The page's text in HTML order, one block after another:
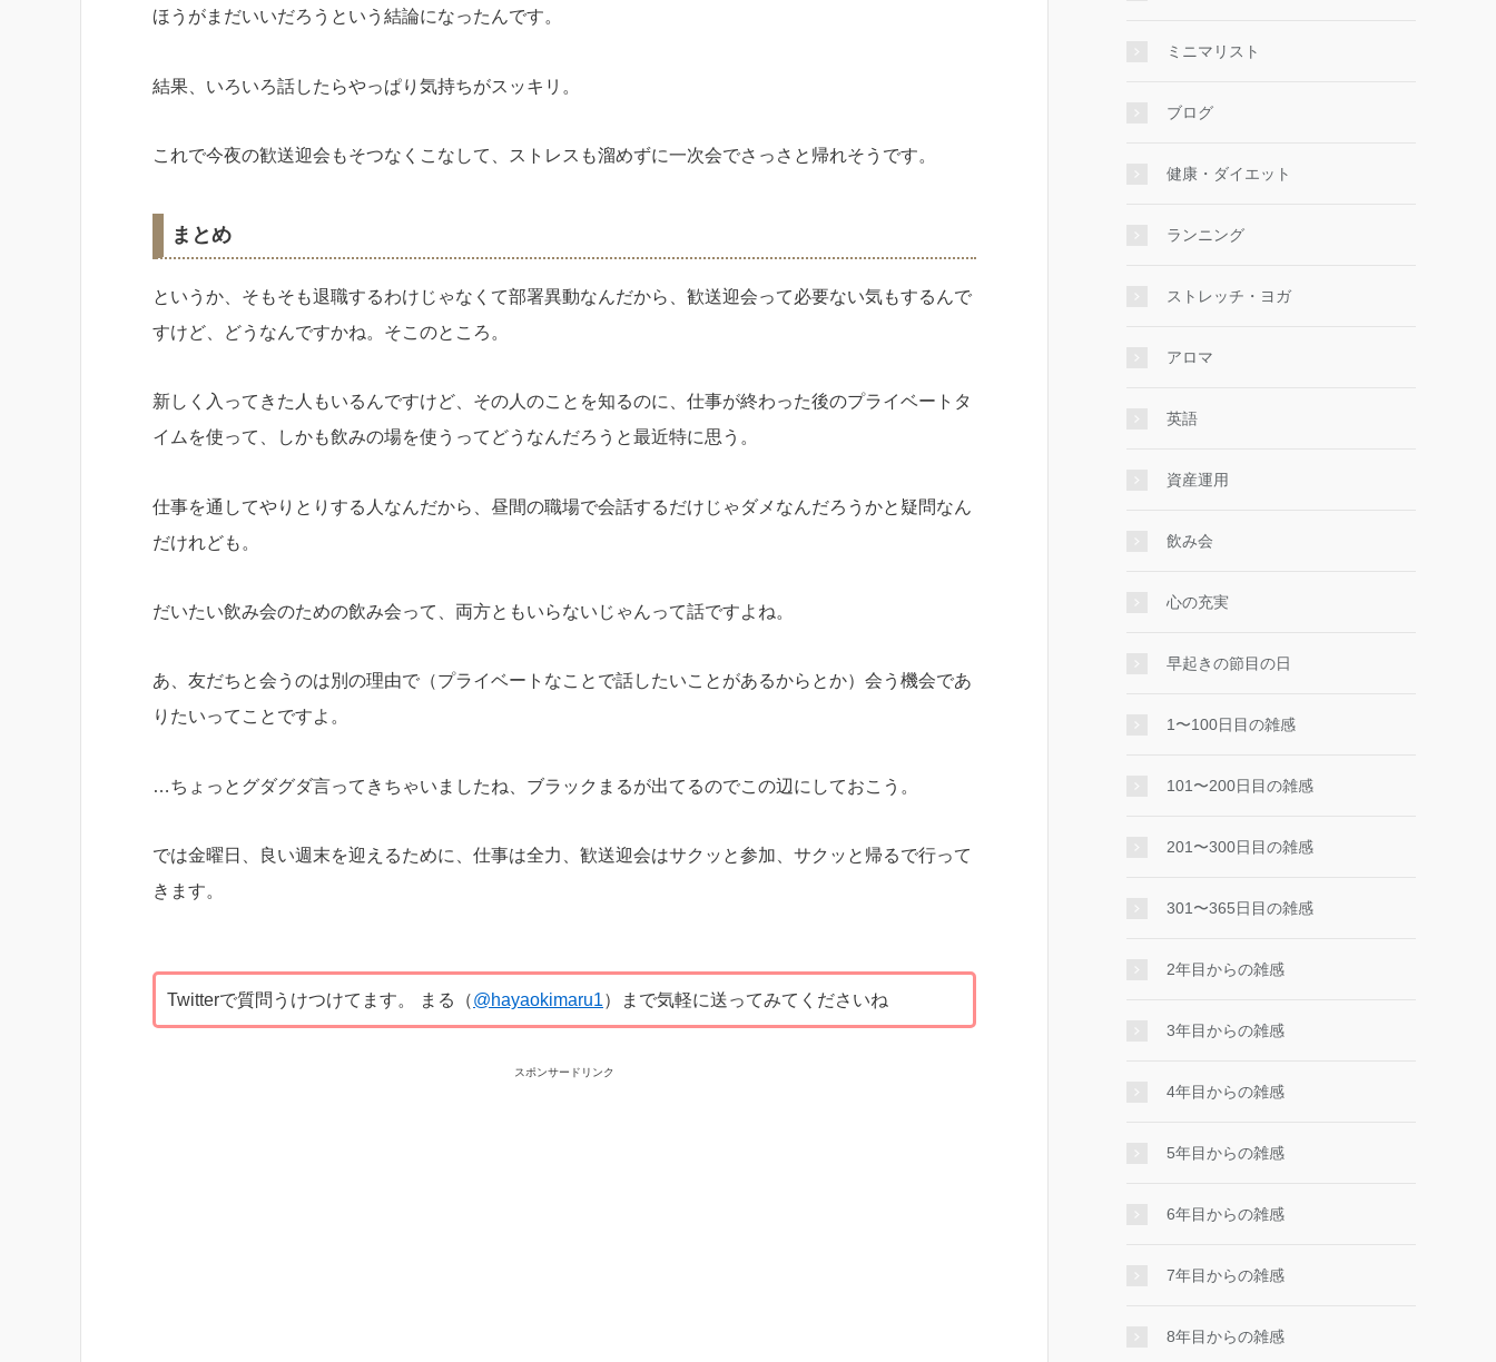
ほうがまだいいだろうという結論になったんです。
結果、いろいろ話したらやっぱり気持ちがスッキリ。
これで今夜の歓送迎会もそつなくこなして、ストレスも溜めずに一次会でさっさと帰れそうです。
まとめ
というか、そもそも退職するわけじゃなくて部署異動なんだから、歓送迎会って必要ない気もするんで
すけど、どうなんですかね。そこのところ。
新しく入ってきた人もいるんですけど、その人のことを知るのに、仕事が終わった後のプライベートタ
イムを使って、しかも飲みの場を使うってどうなんだろうと最近特に思う。
仕事を通してやりとりする人なんだから、昼間の職場で会話するだけじゃダメなんだろうかと疑問なん
だけれども。
だいたい飲み会のための飲み会って、両方ともいらないじゃんって話ですよね。
あ、友だちと会うのは別の理由で（プライベートなことで話したいことがあるからとか）会う機会であ
りたいってことですよ。
…ちょっとグダグダ言ってきちゃいましたね、ブラックまるが出てるのでこの辺にしておこう。
では金曜日、良い週末を迎えるために、仕事は全力、歓送迎会はサクッと参加、サクッと帰るで行って
きます。
Twitterで質問うけつけてます。 まる（@hayaokimaru1）まで気軽に送ってみてくださいね
スポンサードリンク
ミニマリスト
ブログ
健康・ダイエット
ランニング
ストレッチ・ヨガ
アロマ
英語
資産運用
飲み会
心の充実
早起きの節目の日
1〜100日目の雑感
101〜200日目の雑感
201〜300日目の雑感
301〜365日目の雑感
2年目からの雑感
3年目からの雑感
4年目からの雑感
5年目からの雑感
6年目からの雑感
7年目からの雑感
8年目からの雑感